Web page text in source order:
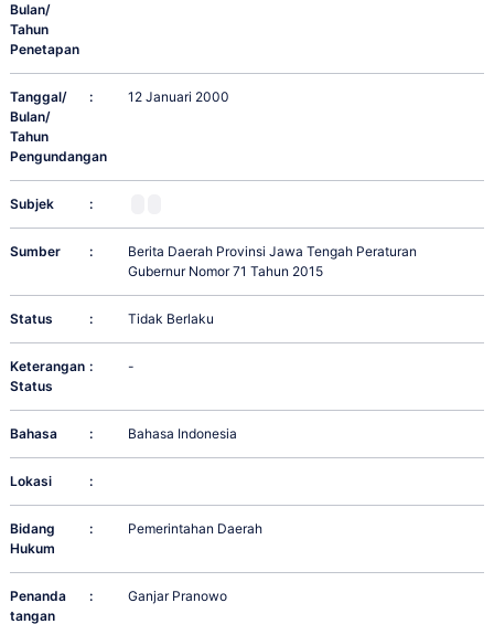
Bulan/
Tahun
Penetapan
Tanggal/
Bulan/
Tahun
Pengundangan
: 12 Januari 2000
Subjek :
Sumber :
Berita Daerah Provinsi Jawa Tengah Peraturan
Gubernur Nomor 71 Tahun 2015
Status : Tidak Berlaku
Keterangan
Status
: -
Bahasa : Bahasa Indonesia
Lokasi :
Bidang
Hukum
: Pemerintahan Daerah
Penanda
tangan
: Ganjar Pranowo